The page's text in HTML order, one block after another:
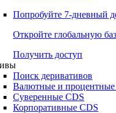
Попробуйте 7-дневный
Откройте глобальную
Получить доступ
Поиск деривативов
Валютные и
Суверенные CDS
Корпоративные CDS